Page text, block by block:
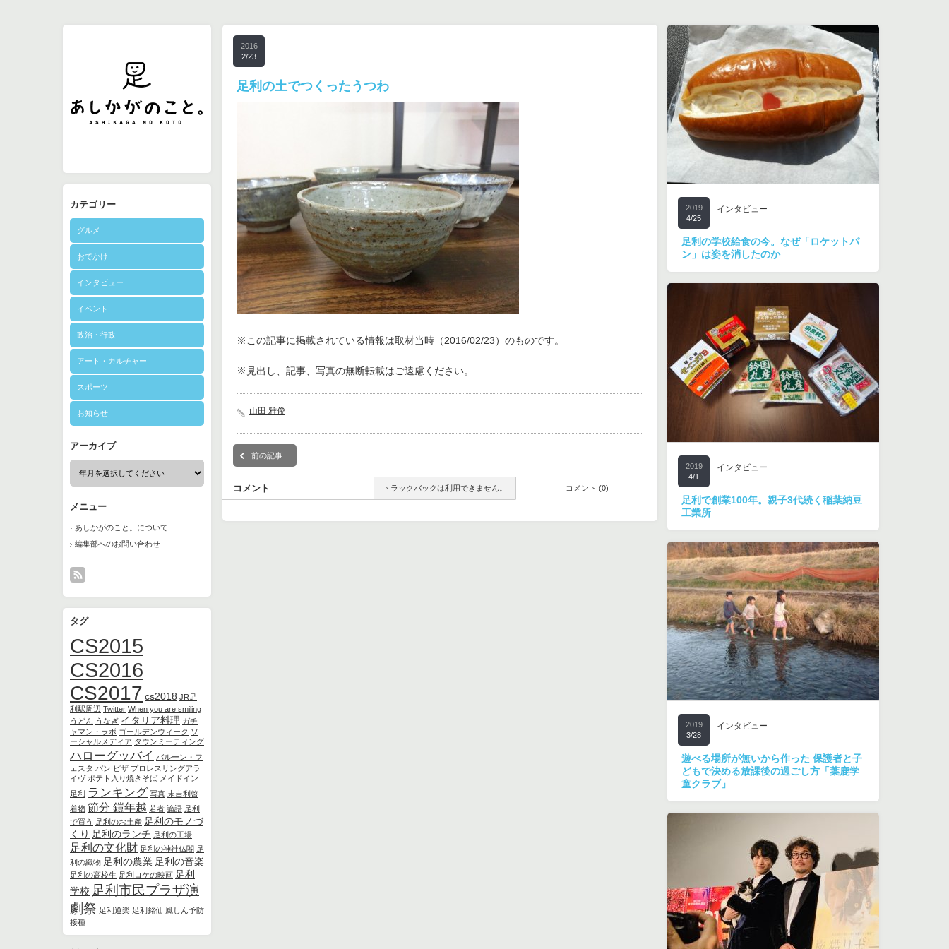
カテゴリー
グルメ
おでかけ
インタビュー
イベント
政治・行政
アート・カルチャー
スポーツ
お知らせ
アーカイブ
メニュー
あしかがのこと。について
編集部へのお問い合わせ
タグ
CS2015
CS2016
CS2017 cs2018 JR足
利駅周辺 Twitter When you are smiling
うどん うなぎ イタリア料理 ガチ
ャマン・ラボ ゴールデンウィーク ソ
ーシャルメディア タウンミーティング
ハローグッバイ バルーン・フ
ェスタ パン ピザ プロレスリングアラ
イヴ ポテト入り焼きそば メイドイン
足利 ランキング 写真 末吉利啓
着物 節分 鎧年越 若者 論語 足利
で買う 足利のお土産 足利のモノづ
くり 足利のランチ 足利の工場
足利の文化財 足利の神社仏閣 足
利の織物 足利の農業 足利の音楽
足利の高校生 足利ロケの映画 足利
学校 足利市民プラザ演
劇祭 足利道楽 足利銘仙 風しん予防
接種
2016
2/23
足利の土でつくったうつわ
※この記事に掲載されている情報は取材当時（2016/02/23）のものです。
※見出し、記事、写真の無断転載はご遠慮ください。
山田 雅俊
前の記事
コメント トラックバックは利用できません。 コメント (0)
2019
4/25
インタビュー
足利の学校給食の今。なぜ「ロケットパ
ン」は姿を消したのか
2019
4/1
インタビュー
足利で創業100年。親子3代続く稲葉納豆
工業所
2019
3/28
インタビュー
遊べる場所が無いから作った 保護者と子
どもで決める放課後の過ごし方「葉鹿学
童クラブ」